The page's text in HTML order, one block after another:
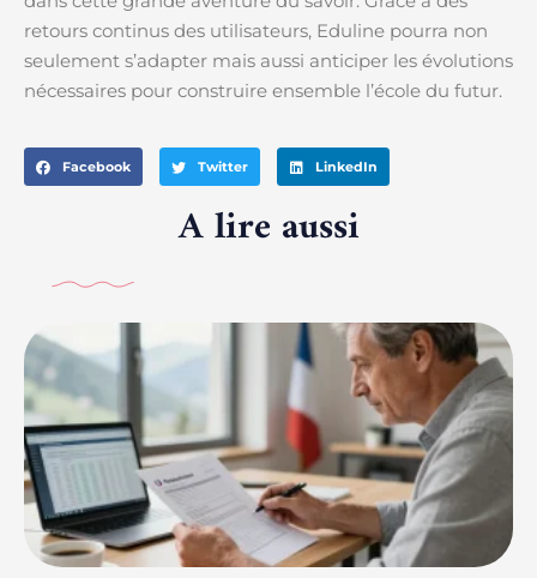
retours continus des utilisateurs, Eduline pourra non
seulement s’adapter mais aussi anticiper les évolutions
nécessaires pour construire ensemble l’école du futur.
Facebook Twitter LinkedIn
A lire aussi